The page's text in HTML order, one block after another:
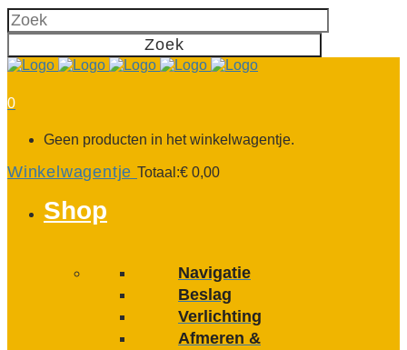
0
Geen producten in het winkelwagentje.
Winkelwagentje Totaal:€ 0,00
Shop
Navigatie
Beslag
Verlichting
Afmeren &